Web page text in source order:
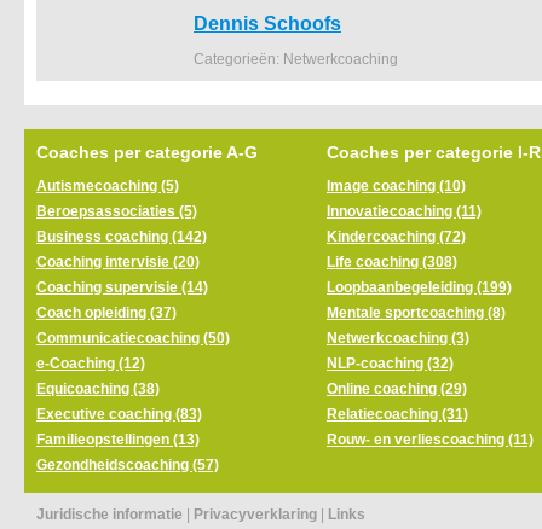
Dennis Schoofs
Categorieën: Netwerkcoaching
Coaches per categorie A-G
Autismecoaching (5)
Beroepsassociaties (5)
Business coaching (142)
Coaching intervisie (20)
Coaching supervisie (14)
Coach opleiding (37)
Communicatiecoaching (50)
e-Coaching (12)
Equicoaching (38)
Executive coaching (83)
Familieopstellingen (13)
Gezondheidscoaching (57)
Coaches per categorie I-R
Image coaching (10)
Innovatiecoaching (11)
Kindercoaching (72)
Life coaching (308)
Loopbaanbegeleiding (199)
Mentale sportcoaching (8)
Netwerkcoaching (3)
NLP-coaching (32)
Online coaching (29)
Relatiecoaching (31)
Rouw- en verliescoaching (11)
Juridische informatie Privacyverklaring Links